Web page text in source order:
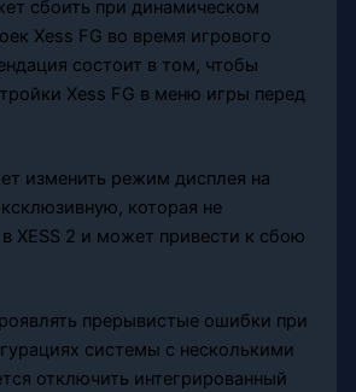
сбоить при динамическом
Xess FG во время игрового
состоит в том, чтобы
Xess FG в меню игры перед
изменить режим дисплея на
которая не
XESS 2 и может привести к сбою
прерывистые ошибки при
системы с несколькими
отключить интегрированный